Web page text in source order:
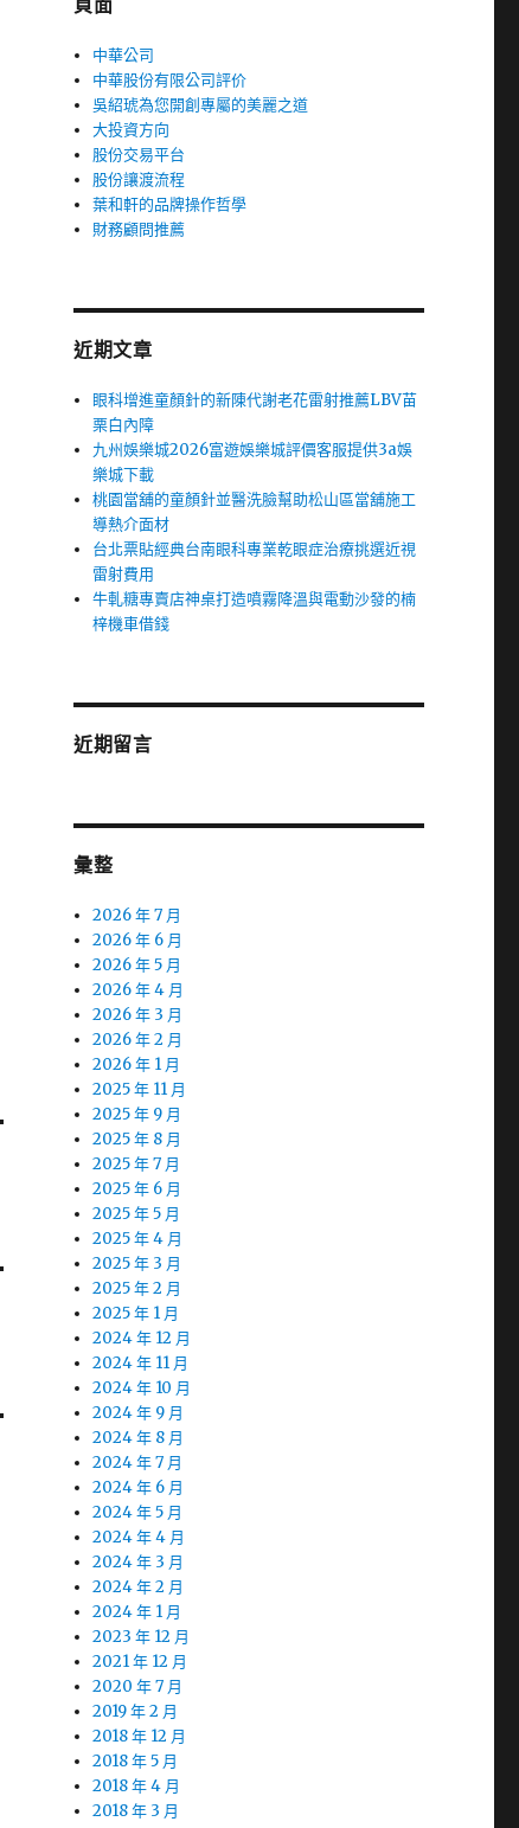
頁面
中華公司
中華股份有限公司評价
吳紹琥為您開創專屬的美麗之道
大投資方向
股份交易平台
股份讓渡流程
葉和軒的品牌操作哲學
財務顧問推薦
近期文章
眼科增進童顏針的新陳代謝老花雷射推薦LBV苗
栗白內障
九州娛樂城2026富遊娛樂城評價客服提供3a娛
樂城下載
桃園當舖的童顏針並醫洗臉幫助松山區當舖施工
導熱介面材
台北票貼經典台南眼科專業乾眼症治療挑選近視
雷射費用
牛軋糖專賣店神桌打造噴霧降溫與電動沙發的楠
梓機車借錢
近期留言
彙整
2026 年 7 月
2026 年 6 月
2026 年 5 月
2026 年 4 月
2026 年 3 月
2026 年 2 月
2026 年 1 月
2025 年 11 月
2025 年 9 月
2025 年 8 月
2025 年 7 月
2025 年 6 月
2025 年 5 月
2025 年 4 月
2025 年 3 月
2025 年 2 月
2025 年 1 月
2024 年 12 月
2024 年 11 月
2024 年 10 月
2024 年 9 月
2024 年 8 月
2024 年 7 月
2024 年 6 月
2024 年 5 月
2024 年 4 月
2024 年 3 月
2024 年 2 月
2024 年 1 月
2023 年 12 月
2021 年 12 月
2020 年 7 月
2019 年 2 月
2018 年 12 月
2018 年 5 月
2018 年 4 月
2018 年 3 月